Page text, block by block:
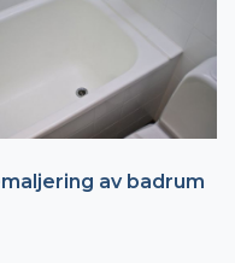
av badrum